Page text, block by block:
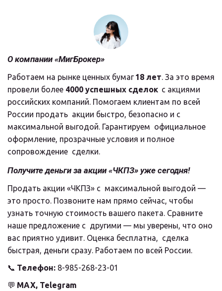
О компании «МигБрокер»
Работаем на рынке ценных бумаг 18 лет. За это время
провели более 4000 успешных сделок
  с акциями
российских компаний. Помогаем клиентам по всей
России продать  акции быстро, безопасно и с
максимальной выгодой. Гарантируем  официальное
оформление, прозрачные условия и полное
сопровождение  сделки.
Получите деньги за акции «ЧКПЗ» уже сегодня!
Продать акции «ЧКПЗ» с  максимальной выгодой —
это просто. Позвоните нам прямо сейчас, чтобы
узнать точную стоимость вашего пакета. Сравните
наше предложение с  другими — мы уверены, что оно
вас приятно удивит. Оценка бесплатна,  сделка
быстрая, деньги сразу. Работаем по всей России.
📞 Телефон: 8-985-268-23-01
💬 MAX, Telegram